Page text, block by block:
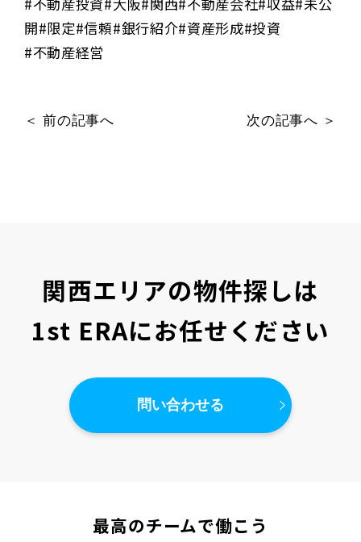
開#限定#信頼#銀行紹介#資産形成#投資
#不動産経営
＜ 前の記事へ 次の記事へ ＞
関西エリアの物件探しは
1st ERAにお任せください
問い合わせる
最高のチームで働こう